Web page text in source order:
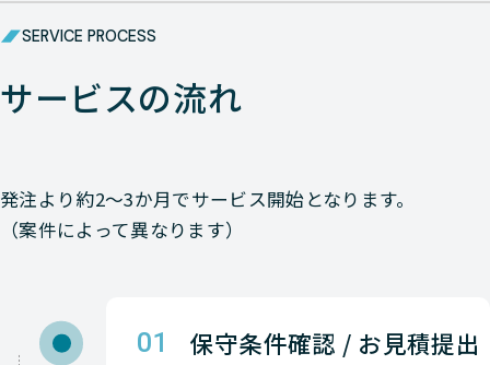
SERVICE PROCESS
サービスの流れ
発注より約2〜3か月でサービス開始となります。
（案件によって異なります）
01 保守条件確認 / お見積提出